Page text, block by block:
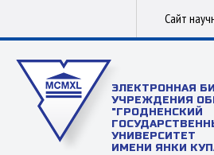
Сайт
ЭЛЕКТРОННАЯ
УЧРЕЖДЕНИЯ
"ГРОДНЕНСКИЙ
УНИВЕРСИТЕТ
ИМЕНИ ЯНКИ